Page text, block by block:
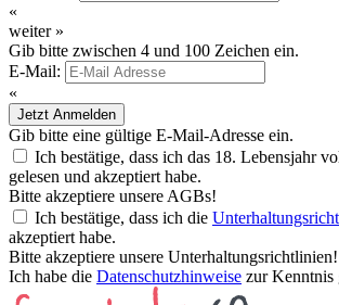
«
weiter »
Gib bitte zwischen 4 und 100 Zeichen ein.
E-Mail:
«
Jetzt Anmelden
Gib bitte eine gültige E-Mail-Adresse ein.
Ich bestätige, dass ich das 18. Lebensjahr
gelesen und akzeptiert habe.
Bitte akzeptiere unsere AGBs!
Ich bestätige, dass ich die
akzeptiert habe.
Bitte akzeptiere unsere Unterhaltungsrichtlinien!
Ich habe die Datenschutzhinweise zur Kenntnis